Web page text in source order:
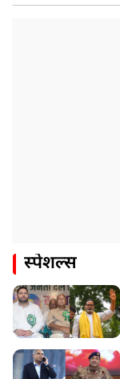
स्पेशल्स